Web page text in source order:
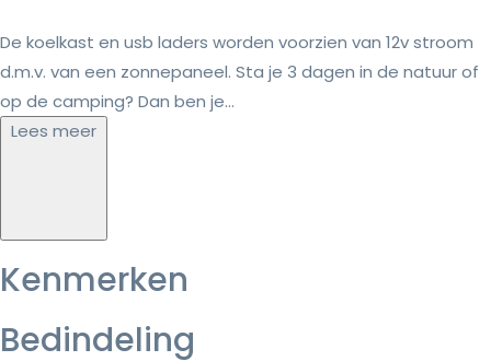
De koelkast en usb laders worden voorzien van 12v stroom
d.m.v. van een zonnepaneel. Sta je 3 dagen in de natuur of
op de camping? Dan ben je...
Lees meer
Kenmerken
Bedindeling